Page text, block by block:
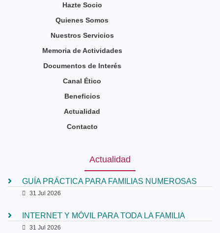
Hazte Socio
Quienes Somos
Nuestros Servicios
Memoria de Actividades
Documentos de Interés
Canal Ético
Beneficios
Actualidad
Contacto
Actualidad
GUÍA PRÁCTICA PARA FAMILIAS NUMEROSAS
31 Jul 2026
INTERNET Y MÓVIL PARA TODA LA FAMILIA
31 Jul 2026